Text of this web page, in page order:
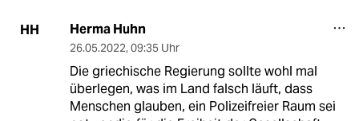
HH Herma Huhn
26.05.2022, 09:35 Uhr
Die griechische Regierung sollte wohl mal
überlegen, was im Land falsch läuft, dass
Menschen glauben, ein Polizeifreier Raum sei